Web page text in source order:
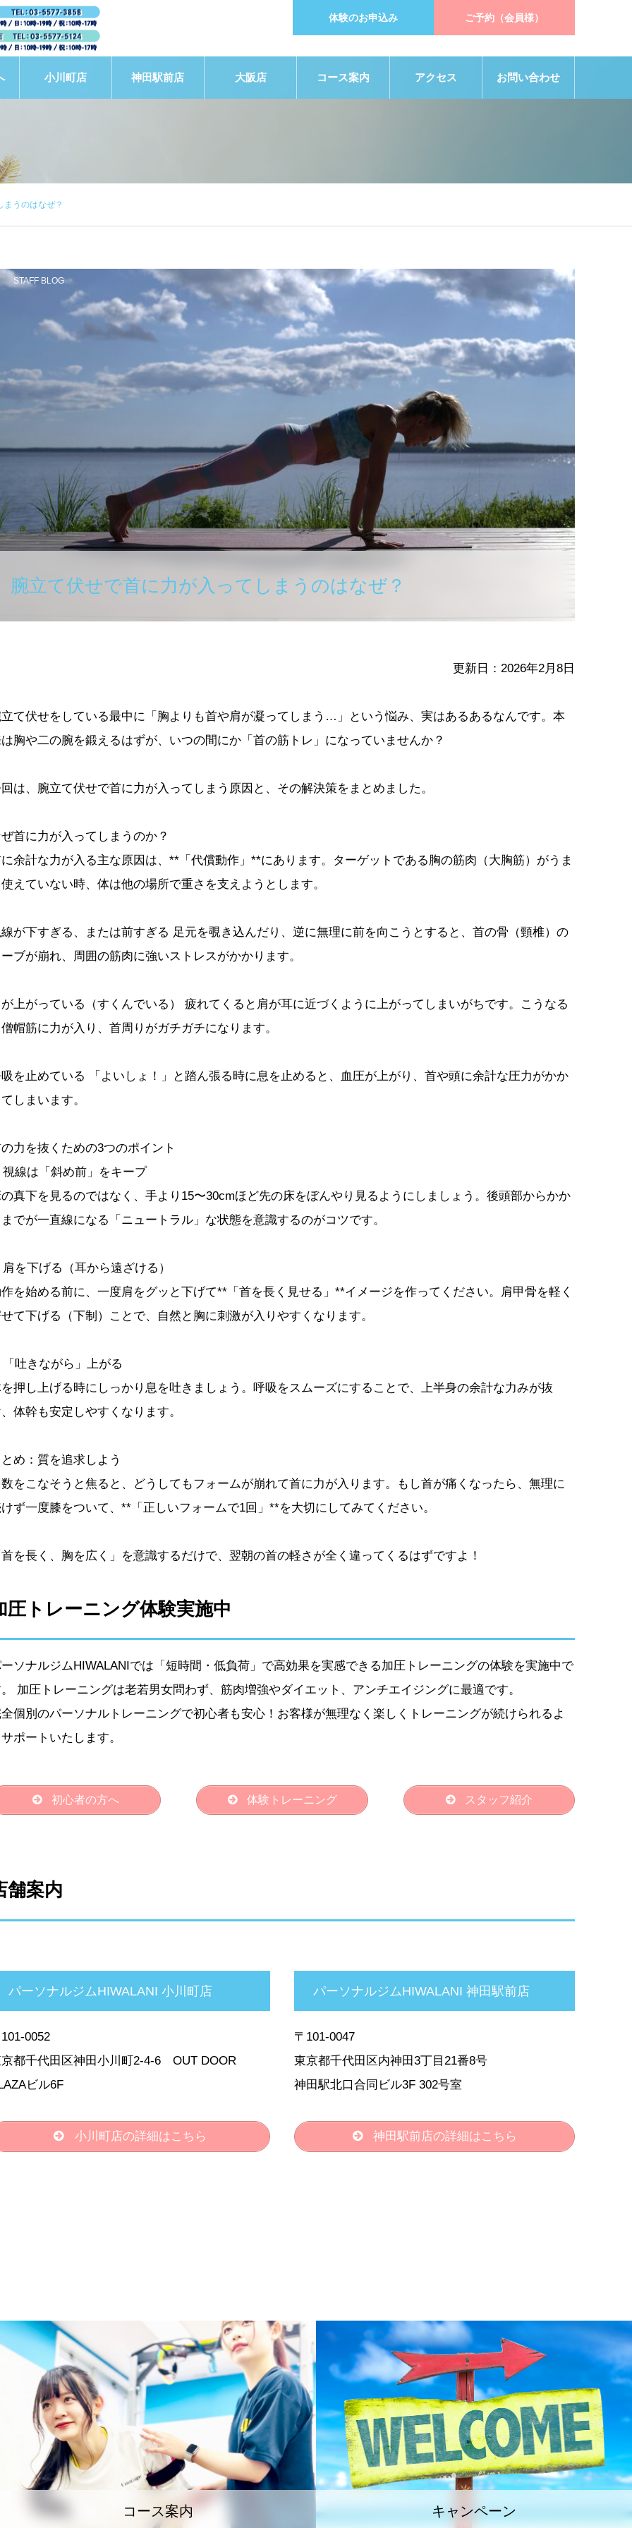
体験のお申込み ご予約（会員様）
小川町店 神田駅前店 大阪店 コース案内 アクセス お問い合わせ
まうのはなぜ？
STAFF BLOG
腕立て伏せで首に力が入ってしまうのはなぜ？
更新日：2026年2月8日
て伏せをしている最中に「胸よりも首や肩が凝ってしまう…」という悩み、実はあるあるなんです。本
胸や二の腕を鍛えるはずが、いつの間にか「首の筋トレ」になっていませんか？
は、腕立て伏せで首に力が入ってしまう原因と、その解決策をまとめました。
首に力が入ってしまうのか？
余計な力が入る主な原因は、**「代償動作」**にあります。ターゲットである胸の筋肉（大胸筋）がうま
えていない時、体は他の場所で重さを支えようとします。
が下すぎる、または前すぎる 足元を覗き込んだり、逆に無理に前を向こうとすると、首の骨（頸椎）の
ブが崩れ、周囲の筋肉に強いストレスがかかります。
上がっている（すくんでいる） 疲れてくると肩が耳に近づくように上がってしまいがちです。こうなる
帽筋に力が入り、首周りがガチガチになります。
を止めている 「よいしょ！」と踏ん張る時に息を止めると、血圧が上がり、首や頭に余計な圧力がかか
しまいます。
力を抜くための3つのポイント
視線は「斜め前」をキープ
真下を見るのではなく、手より15〜30cmほど先の床をぼんやり見るようにしましょう。後頭部からかか
でが一直線になる「ニュートラル」な状態を意識するのがコツです。
を下げる（耳から遠ざける）
を始める前に、一度肩をグッと下げて**「首を長く見せる」**イメージを作ってください。肩甲骨を軽く
て下げる（下制）ことで、自然と胸に刺激が入りやすくなります。
「吐きながら」上がる
押し上げる時にしっかり息を吐きましょう。呼吸をスムーズにすることで、上半身の余計な力みが抜
体幹も安定しやすくなります。
め：質を追求しよう
をこなそうと焦ると、どうしてもフォームが崩れて首に力が入ります。もし首が痛くなったら、無理に
ず一度膝をついて、**「正しいフォームで1回」**を大切にしてみてください。
を長く、胸を広く」を意識するだけで、翌朝の首の軽さが全く違ってくるはずですよ！
圧トレーニング体験実施中
ソナルジムHIWALANIでは「短時間・低負荷」で高効果を実感できる加圧トレーニングの体験を実施中で
加圧トレーニングは老若男女問わず、筋肉増強やダイエット、アンチエイジングに最適です。
個別のパーソナルトレーニングで初心者も安心！お客様が無理なく楽しくトレーニングが続けられるよ
ポートいたします。
初心者の方へ 体験トレーニング スタッフ紹介
舗案内
パーソナルジムHIWALANI 小川町店
0052
都千代田区神田小川町2-4-6 OUT DOOR
ビル6F
小川町店の詳細はこちら
パーソナルジムHIWALANI 神田駅前店
〒101-0047
東京都千代田区内神田3丁目21番8号
神田駅北口合同ビル3F 302号室
神田駅前店の詳細はこちら
コース案内 キャンペーン